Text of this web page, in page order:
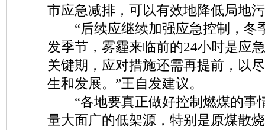
市应急减排，可以有效地降低局地
“后续应继续加强应急控制，冬
发季节，雾霾来临前的24小时是应
关键期，应对措施还需再提前，以
生和发展。”王自发建议。
“各地要真正做好控制燃煤的事
量大面广的低架源，特别是原煤散